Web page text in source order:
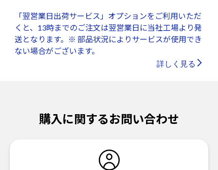
「翌営業日出荷サービス」オプションをご利用いただ
くと、13時までのご注文は翌営業日に当社工場より発
送となります。※ 部品状況によりサービスが使用でき
ない場合がございます。
詳しく見る
購入に関するお問い合わせ